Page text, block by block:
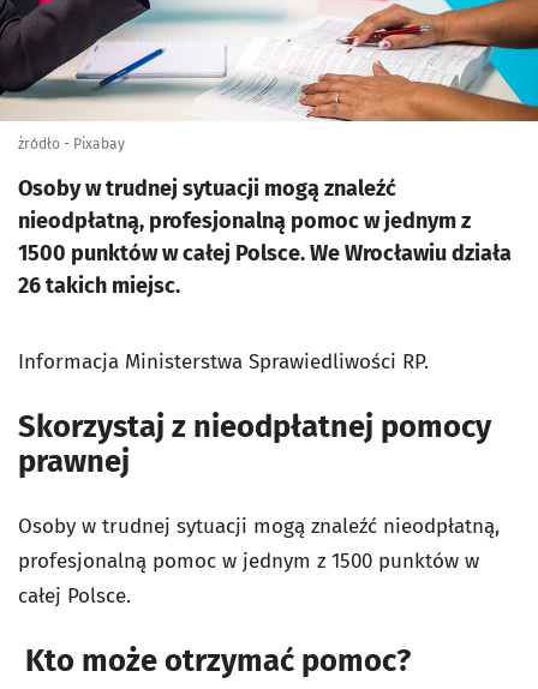
żródło - Pixabay
Osoby w trudnej sytuacji mogą znaleźć
nieodpłatną, profesjonalną pomoc w jednym z
1500 punktów w całej Polsce. We Wrocławiu działa
26 takich miejsc.
Informacja Ministerstwa Sprawiedliwości RP.
Skorzystaj z nieodpłatnej pomocy
prawnej
Osoby w trudnej sytuacji mogą znaleźć nieodpłatną,
profesjonalną pomoc w jednym z 1500 punktów w
całej Polsce.
Kto może otrzymać pomoc?